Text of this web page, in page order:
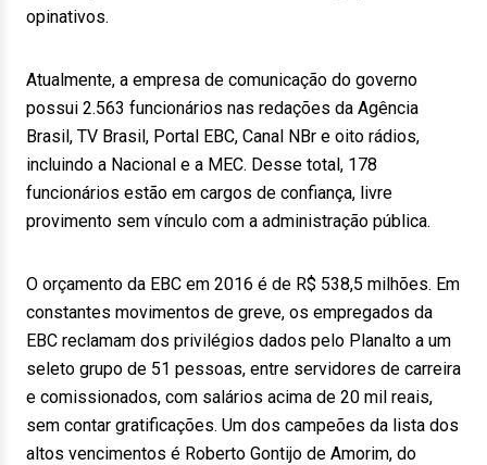
opinativos.
Atualmente, a empresa de comunicação do governo
possui 2.563 funcionários nas redações da Agência
Brasil, TV Brasil, Portal EBC, Canal NBr e oito rádios,
incluindo a Nacional e a MEC. Desse total, 178
funcionários estão em cargos de confiança, livre
provimento sem vínculo com a administração pública.
O orçamento da EBC em 2016 é de R$ 538,5 milhões. Em
constantes movimentos de greve, os empregados da
EBC reclamam dos privilégios dados pelo Planalto a um
seleto grupo de 51 pessoas, entre servidores de carreira
e comissionados, com salários acima de 20 mil reais,
sem contar gratificações. Um dos campeões da lista dos
altos vencimentos é Roberto Gontijo de Amorim, do